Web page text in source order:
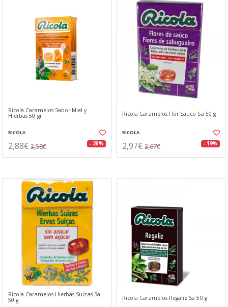
Ricola Caramelos Sabor Miel y
Hierbas 50 gr
RICOLA
2,88€ 3,58€ - 20%
Ricola Caramelos Flor Sauco Sa 50 g
RICOLA
2,97€ 3,67€ - 19%
Ricola Caramelos Hierbas Suizas Sa
50 g Ricola Caramelos Regaliz Sa 50 g